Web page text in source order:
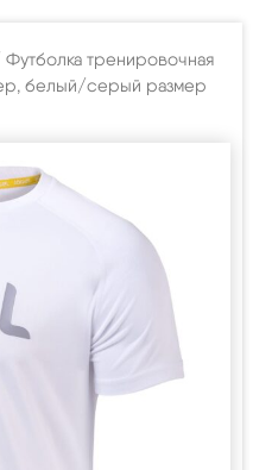
тренировочная
белый/серый размер